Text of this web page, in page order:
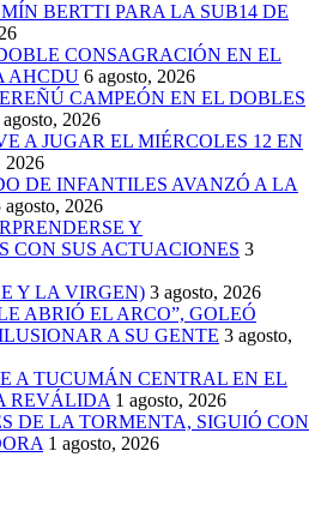
BERTTI PARA LA SUB14 DE
CONSAGRACIÓN EN EL
AHCDU 6 agosto, 2026
CAMPEÓN EN EL DOBLES
agosto, 2026
A JUGAR EL MIÉRCOLES 12 EN
2026
DE INFANTILES AVANZÓ A LA
agosto, 2026
Y
CON SUS ACTUACIONES 3
Y LA VIRGEN) 3 agosto, 2026
ABRIÓ EL ARCO”, GOLEÓ
A SU GENTE 3 agosto,
A TUCUMÁN CENTRAL EN EL
REVÁLIDA 1 agosto, 2026
DE LA TORMENTA, SIGUIÓ CON
1 agosto, 2026